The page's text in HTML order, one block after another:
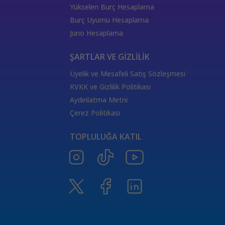
burçların elementleri
değişken
yükselen burçların özellikleri
Satürn Balık burcunda
ThetaHealing seansı
Tarot Destesi
Venüs burcu
Satürn burcu
Aşıklar Tarot Kartı
Güneş Tarot Sağlık Anlamı
Merkür Oğlak burcunda
Ay Tarot Sağlık Anlamı
Değnek Üçlüsü Anlamı
Denge kartı anlamı
Yükselen Burç Hesaplama
Burç Uyumu Hesaplama
Juno Hesaplama
ŞARTLAR VE GİZLİLİK
Üyelik ve Mesafeli Satış Sözleşmesi
KVKK ve Gizlilik Politikası
Aydınlatma Metni
Çerez Politikası
TOPLULUĞA KATIL